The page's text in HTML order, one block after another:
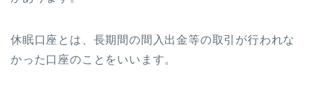
休眠口座とは、長期間の間入出金等の取引が行われな
かった口座のことをいいます。